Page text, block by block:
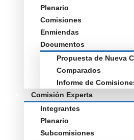
Plenario
Comisiones
Enmiendas
Documentos
Propuesta de Nueva
Comparados
Informe de
Comisión Experta
Integrantes
Plenario
Subcomisiones